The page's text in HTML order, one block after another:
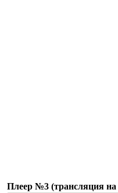
Плеер №3 (трансляция